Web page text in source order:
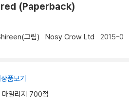
(Paperback)
그림) Nosy Crow Ltd 2015-0
품보기
일리지 700점